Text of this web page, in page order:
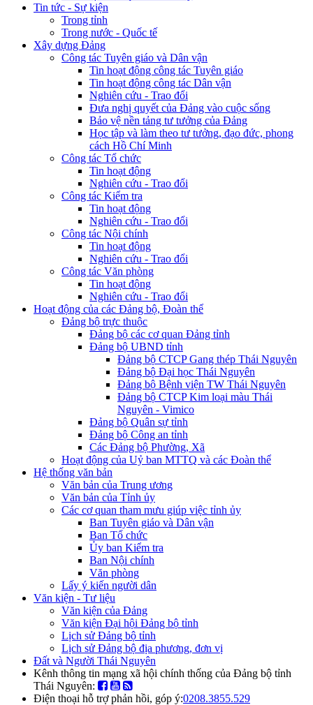
Tin tức - Sự kiện
Trong tỉnh
Trong nước - Quốc tế
Xây dựng Đảng
Công tác Tuyên giáo và Dân vận
Tin hoạt động công tác Tuyên giáo
Tin hoạt động công tác Dân vận
Nghiên cứu - Trao đổi
Đưa nghị quyết của Đảng vào cuộc sống
Bảo vệ nền tảng tư tưởng của Đảng
Học tập và làm theo tư tưởng, đạo đức, phong
cách Hồ Chí Minh
Công tác Tổ chức
Tin hoạt động
Nghiên cứu - Trao đổi
Công tác Kiểm tra
Tin hoạt động
Nghiên cứu - Trao đổi
Công tác Nội chính
Tin hoạt động
Nghiên cứu - Trao đổi
Công tác Văn phòng
Tin hoạt động
Nghiên cứu - Trao đổi
Hoạt động của các Đảng bộ, Đoàn thể
Đảng bộ trực thuộc
Đảng bộ các cơ quan Đảng tỉnh
Đảng bộ UBND tỉnh
Đảng bộ CTCP Gang thép Thái Nguyên
Đảng bộ Đại học Thái Nguyên
Đảng bộ Bệnh viện TW Thái Nguyên
Đảng bộ CTCP Kim loại màu Thái
Nguyên - Vimico
Đảng bộ Quân sự tỉnh
Đảng bộ Công an tỉnh
Các Đảng bộ Phường, Xã
Hoạt động của Uỷ ban MTTQ và các Đoàn thể
Hệ thống văn bản
Văn bản của Trung ương
Văn bản của Tỉnh ủy
Các cơ quan tham mưu giúp việc tỉnh ủy
Ban Tuyên giáo và Dân vận
Ban Tổ chức
Ủy ban Kiểm tra
Ban Nội chính
Văn phòng
Lấy ý kiến người dân
Văn kiện - Tư liệu
Văn kiện của Đảng
Văn kiện Đại hội Đảng bộ tỉnh
Lịch sử Đảng bộ tỉnh
Lịch sử Đảng bộ địa phương, đơn vị
Đất và Người Thái Nguyên
Kênh thông tin mạng xã hội chính thống của Đảng bộ tỉnh
Thái Nguyên:
Điện thoại hỗ trợ phản hồi, góp ý:0208.3855.529